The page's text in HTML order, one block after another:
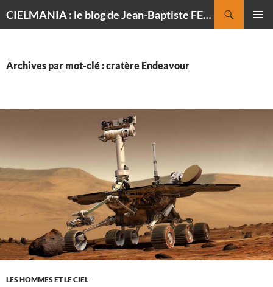
CIELMANIA : le blog de Jean-Baptiste FELDMANN, photographe du ciel
Archives par mot-clé : cratère Endeavour
LES HOMMES ET LE CIEL